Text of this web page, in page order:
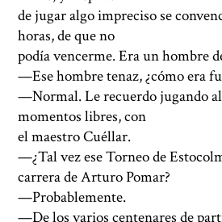
de jugar algo impreciso se
horas, de que no
podía vencerme. Era un hombre
—Ese hombre tenaz, ¿cómo era
—Normal. Le recuerdo jugando
momentos libres, con
el maestro Cuéllar.
—¿Tal vez ese Torneo de
carrera de Arturo Pomar?
—Probablemente.
—De los varios centenares de